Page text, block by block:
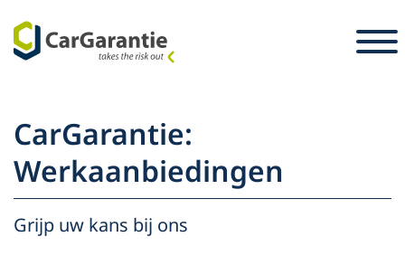
Partners
Voertuigeigenaar
Service en
CarGarantie:
Werkaanbiedingen
Grijp uw kans bij ons